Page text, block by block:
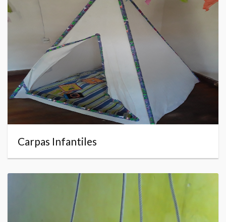
Carpas Infantiles